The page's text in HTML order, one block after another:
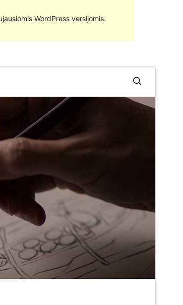
WordPress versijomis.
puslapis